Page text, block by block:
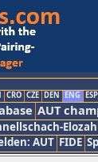
CRO CZE DEN ENG ESP
AUT
AUT FIDE